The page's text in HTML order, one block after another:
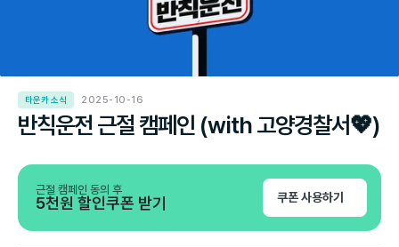
타운카 소식 2025-10-16
반칙운전 근절 캠페인 (with 고양경찰서💖)
근절 캠페인 동의 후
5천원 할인쿠폰 받기 쿠폰 사용하기